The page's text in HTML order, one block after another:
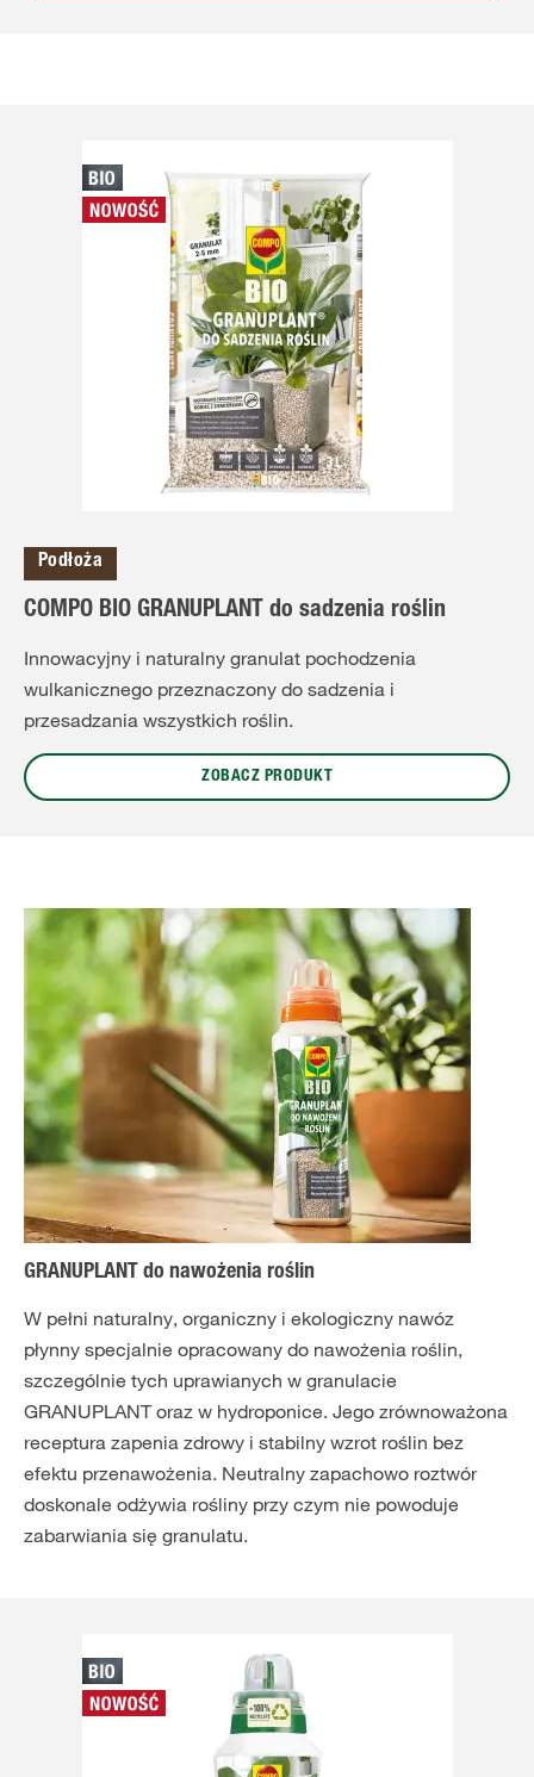
Podłoża
COMPO BIO GRANUPLANT do sadzenia roślin
Innowacyjny i naturalny granulat pochodzenia
wulkanicznego przeznaczony do sadzenia i
przesadzania wszystkich roślin.
ZOBACZ PRODUKT
GRANUPLANT do nawożenia roślin
W pełni naturalny, organiczny i ekologiczny nawóz
płynny specjalnie opracowany do nawożenia roślin,
szczególnie tych uprawianych w granulacie
GRANUPLANT oraz w hydroponice. Jego zrównoważona
receptura zapenia zdrowy i stabilny wzrot roślin bez
efektu przenawożenia. Neutralny zapachowo roztwór
doskonale odżywia rośliny przy czym nie powoduje
zabarwiania się granulatu.